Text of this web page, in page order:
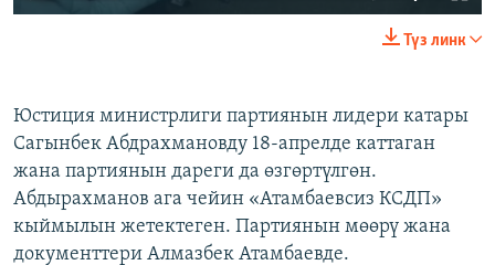
Түз линк
Юстиция министрлиги партиянын лидери катары
Сагынбек Абдрахмановду 18-апрелде каттаган
жана партиянын дареги да өзгөртүлгөн.
Абдырахманов ага чейин «Атамбаевсиз КСДП»
кыймылын жетектеген. Партиянын мөөрү жана
документтери Алмазбек Атамбаевде.